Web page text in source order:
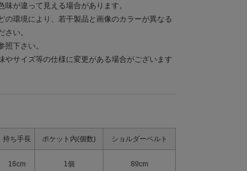
が違って見える場合があります。
の環境により、若干製品と画像のカラーが異なる
い。
下さい。
サイズ等の仕様に変更がある場合がございます
持ち手長 ポケット内(個数) ショルダーベルト
16cm 1個 89cm